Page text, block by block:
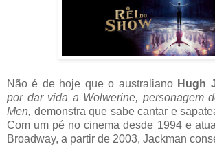
Não é de hoje que o australiano Hugh
por dar vida a Wolwerine, personagem
Men, demonstra que sabe cantar e
Com um pé no cinema desde 1994 e
Broadway, a partir de 2003, Jackman